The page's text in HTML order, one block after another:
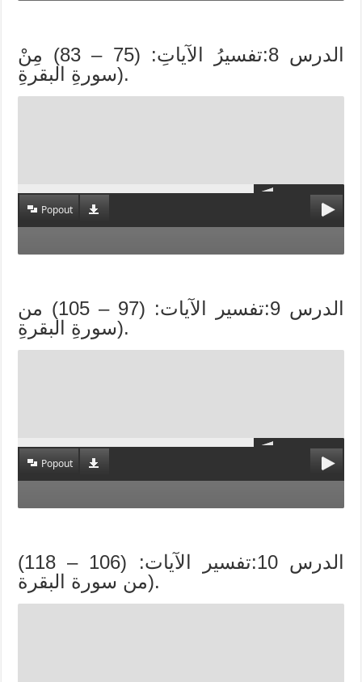
الدرس 8:تفسيرُ الآياتِ: (75 – 83) مِنْ
سورةِ البقرةِ).
Popout
الدرس 9:تفسير الآيات: (97 – 105) من
سورةِ البقرةِ).
Popout
الدرس 10:تفسير الآيات: (106 – 118)
من سورة البقرة).